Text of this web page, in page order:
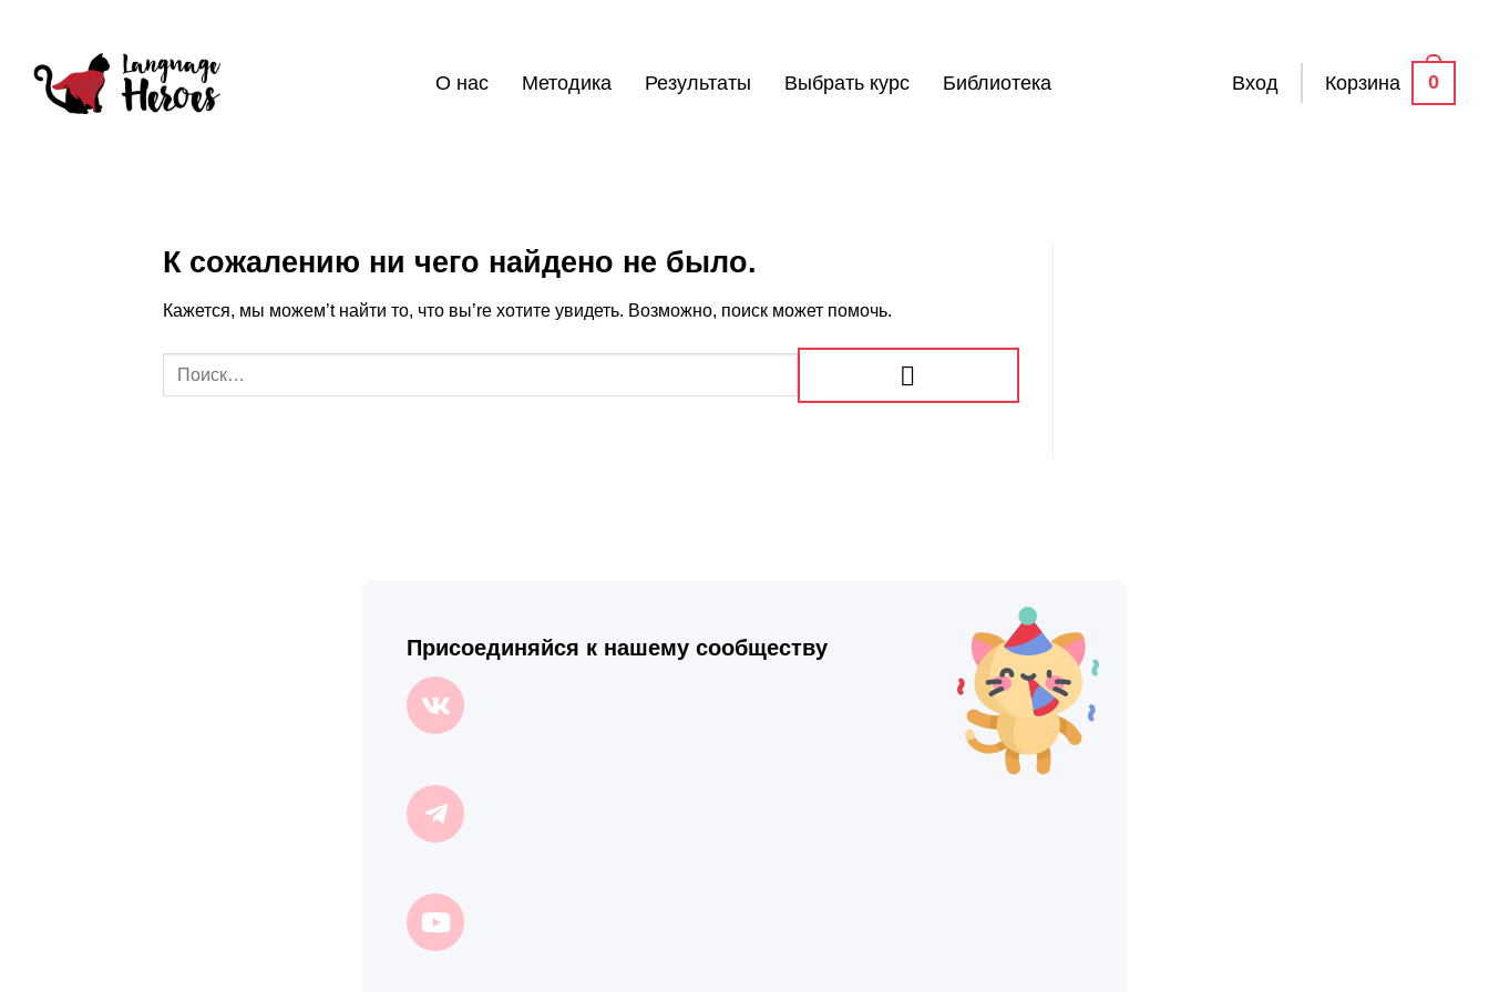
content
О нас Методика Результаты Выбрать курс Библиотека Вход Корзина 0
К сожалению ни чего найдено не было.
Кажется, мы можем’t найти то, что вы’re хотите увидеть. Возможно, поиск может помочь.
Присоединяйся к нашему сообществу